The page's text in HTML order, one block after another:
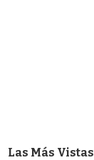
Las Más Vistas